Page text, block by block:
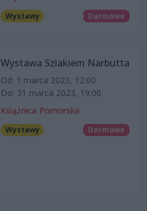
Wystawy Darmowe
Wystawa Szlakiem Narbutta
Od: 1 marca 2023, 12:00
Do: 31 marca 2023, 19:00
Książnica Pomorska
Wystawy Darmowe